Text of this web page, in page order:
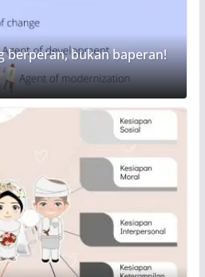
berperan, bukan baperan!